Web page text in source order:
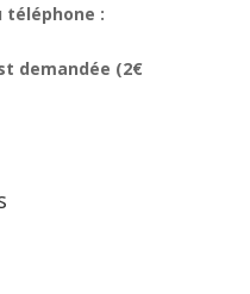
téléphone :
demandée (2€